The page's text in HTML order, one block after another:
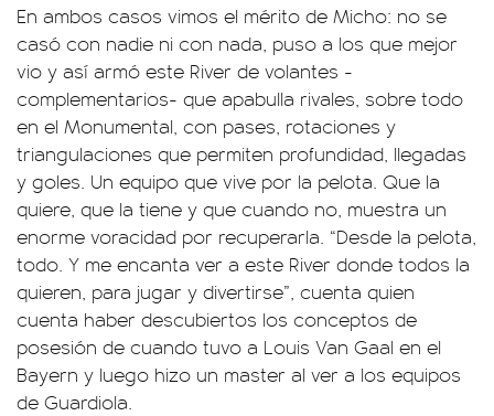
En ambos casos vimos el mérito de Micho: no se
casó con nadie ni con nada, puso a los que mejor
vio y así armó este River de volantes -
complementarios- que apabulla rivales, sobre todo
en el Monumental, con pases, rotaciones y
triangulaciones que permiten profundidad, llegadas
y goles. Un equipo que vive por la pelota. Que la
quiere, que la tiene y que cuando no, muestra un
enorme voracidad por recuperarla. “Desde la pelota,
todo. Y me encanta ver a este River donde todos la
quieren, para jugar y divertirse”, cuenta quien
cuenta haber descubiertos los conceptos de
posesión de cuando tuvo a Louis Van Gaal en el
Bayern y luego hizo un master al ver a los equipos
de Guardiola.